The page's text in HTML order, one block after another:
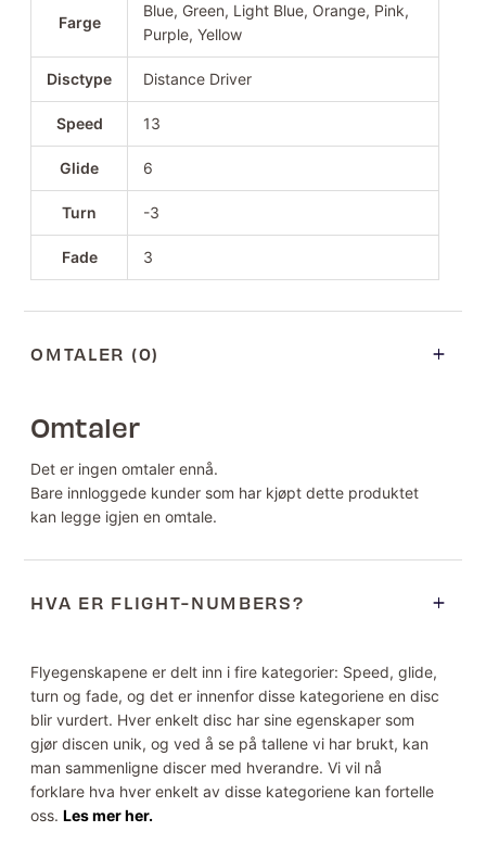
Farge
Blue, Green, Light Blue, Orange, Pink,
Purple, Yellow
Disctype Distance Driver
Speed 13
Glide 6
Turn -3
Fade 3
OMTALER (0)
Omtaler
Det er ingen omtaler ennå.
Bare innloggede kunder som har kjøpt dette produktet
kan legge igjen en omtale.
HVA ER FLIGHT-NUMBERS?
Flyegenskapene er delt inn i fire kategorier: Speed, glide,
turn og fade, og det er innenfor disse kategoriene en disc
blir vurdert. Hver enkelt disc har sine egenskaper som
gjør discen unik, og ved å se på tallene vi har brukt, kan
man sammenligne discer med hverandre. Vi vil nå
forklare hva hver enkelt av disse kategoriene kan fortelle
oss.Les mer her.